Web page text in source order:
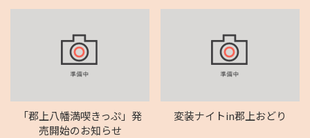
「郡上八幡満喫きっぷ」発
売開始のお知らせ
変装ナイトin郡上おどり